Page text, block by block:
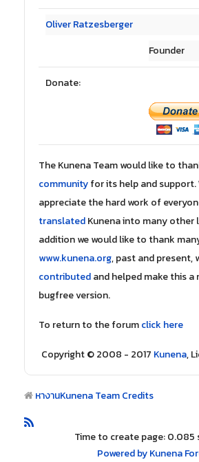
Oliver Ratzesberger
Founder
Donate:
The Kunena Team would like to
communityfor its help and support.
appreciate the hard work of
translatedKunena into many other
addition we would like to thank
www.kunena.org, past and present,
contributedand helped make this
bugfree version.
To return to the forumclick here
Copyright © 2008 - 2017 Kunena,
หางานKunena Team Credits
Time to create page: 0.085
Powered by Kunena